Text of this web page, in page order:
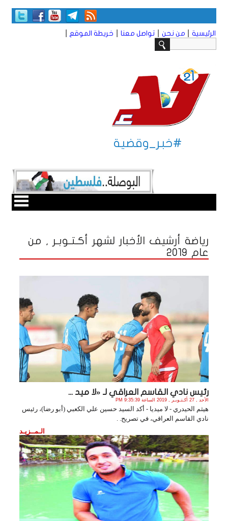
الرئيسية من نحن تواصل معنا خريطة الموقع
#خبر_وقضية
رياضة أرشيف الأخبار لشهر أكـتـوبـر , من
عام 2019
رئيس نادي القاسم العراقي لـ «لا ميد ...
الأحد , 27 أكـتـوبـر , 2019 الساعة 9:35:39 PM
هيثم الحيدري - لا ميديا - أكد السيد حسين علي الكعبي (أبو رضا)، رئيس
نادي القاسم العراقي، في تصريح. .
الـمــزيـد